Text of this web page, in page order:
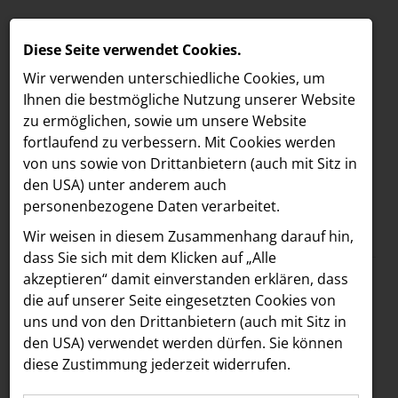
MELDUNGEN
LOEBELL NORDBERG
INNER
aehre
Astoria Artshow
B/S/H Hausgeräte
Meldungen / The Hoxton
Text Bilder
02.04.2024
Bouvier, Salon
Paradise, Cayo Coco:
Diese Seite verwendet Cookies.
Wir verwenden unterschiedliche Cookies, um
Ihnen die best­mögliche Nutzung unserer Website
zu ermöglichen, sowie um unsere Website
fortlaufend zu verbessern. Mit Cookies werden
von uns sowie von Drittanbietern (auch mit Sitz in
den USA) unter anderem auch
personenbezogene Daten verarbeitet.
Wir weisen in diesem Zusammenhang darauf hin,
dass Sie sich mit dem Klicken auf „Alle
akzeptieren“ damit ein­ver­standen erklären, dass
die auf unserer Seite eingesetzten Cookies von
uns und von den Drittanbietern (auch mit Sitz in
den USA) verwendet werden dürfen. Sie können
diese Zustimmung jederzeit widerrufen.